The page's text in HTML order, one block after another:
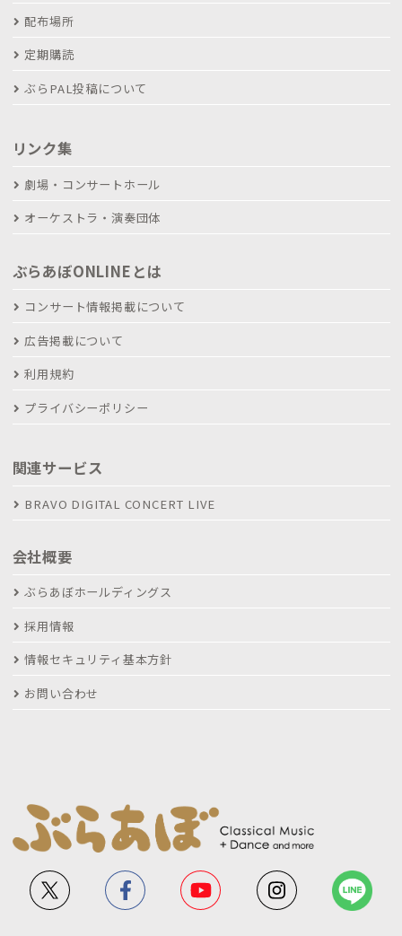
配布場所
定期購読
ぶらPAL投稿について
リンク集
劇場・コンサートホール
オーケストラ・演奏団体
ぶらあぼONLINEとは
コンサート情報掲載について
広告掲載について
利用規約
プライバシーポリシー
関連サービス
BRAVO DIGITAL CONCERT LIVE
会社概要
ぶらあぼホールディングス
採用情報
情報セキュリティ基本方針
お問い合わせ